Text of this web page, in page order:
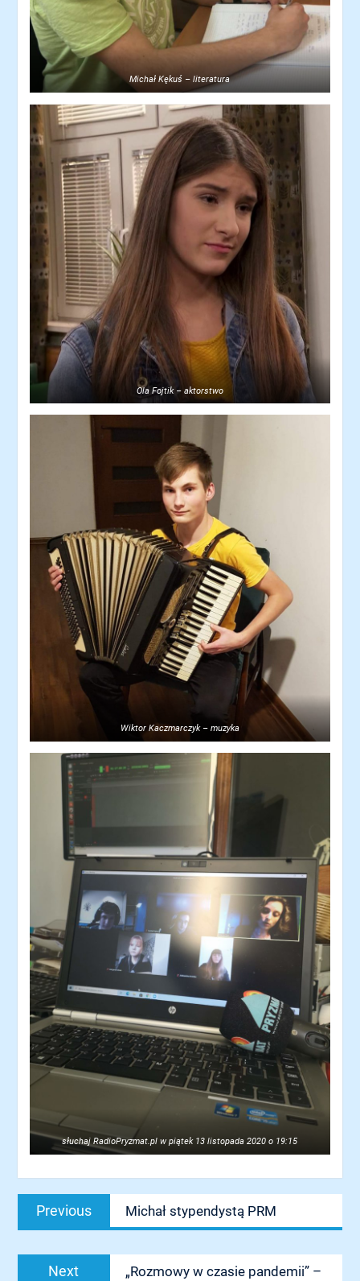
Michał Kękuś – literatura
Ola Fojtik – aktorstwo
Wiktor Kaczmarczyk – muzyka
słuchajRadioPryzmat.pl w piątek 13 listopada 2020 o 19:15
Nawigacja
wpisu
Previous
Previous
post:
Michał stypendystą PRM
Next „Rozmowy w czasie pandemii” –